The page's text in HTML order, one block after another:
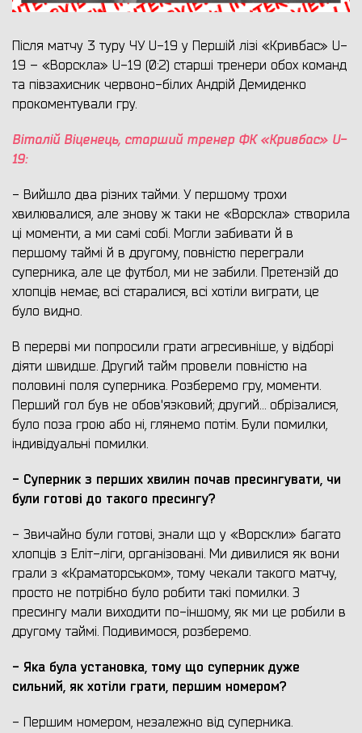
Після матчу 3 туру ЧУ U-19 у Першій лізі «Кривбас» U-
19 – «Ворскла» U-19 (0:2) старші тренери обох команд
та півзахисник червоно-білих Андрій Демиденко
прокоментували гру.
Віталій Віценець, старший тренер ФК «Кривбас» U-
19:
- Вийшло два різних тайми. У першому трохи
хвилювалися, але знову ж таки не «Ворскла» створила
ці моменти, а ми самі собі. Могли забивати й в
першому таймі й в другому, повністю переграли
суперника, але це футбол, ми не забили. Претензій до
хлопців немає, всі старалися, всі хотіли виграти, це
було видно.
В перерві ми попросили грати агресивніше, у відборі
діяти швидше. Другий тайм провели повністю на
половині поля суперника. Розберемо гру, моменти.
Перший гол був не обов'язковий; другий… обрізалися,
було поза грою або ні, глянемо потім. Були помилки,
індивідуальні помилки.
- Суперник з перших хвилин почав пресингувати, чи
були готові до такого пресингу?
- Звичайно були готові, знали що у «Ворскли» багато
хлопців з Еліт-ліги, організовані. Ми дивилися як вони
грали з «Краматорськом», тому чекали такого матчу,
просто не потрібно було робити такі помилки. З
пресингу мали виходити по-іншому, як ми це робили в
другому таймі. Подивимося, розберемо.
- Яка була установка, тому що суперник дуже
сильний, як хотіли грати, першим номером?
- Першим номером, незалежно від суперника.